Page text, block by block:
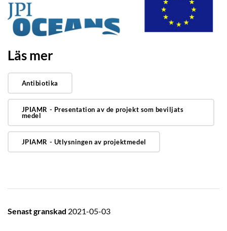
Läs mer
Antibiotika
JPIAMR - Presentation av de projekt som beviljats
medel
JPIAMR - Utlysningen av projektmedel
Senast granskad 2021-05-03